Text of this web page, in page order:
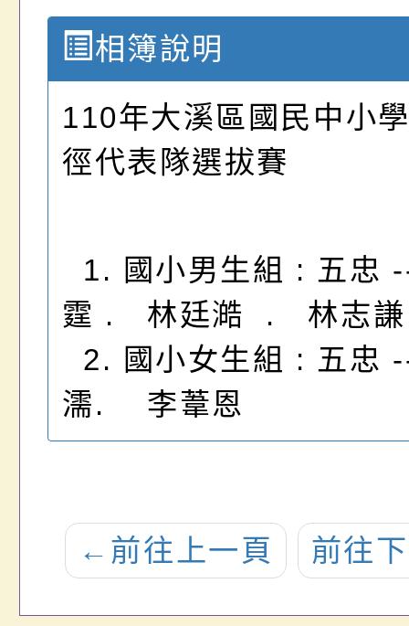
相簿說明
110年大溪區國民中小
徑代表隊選拔賽
1. 國小男生組 : 五忠
霆 . 林廷澔 . 林志謙
2. 國小女生組 : 五忠
濡. 李葦恩
← 前往上一頁 前往